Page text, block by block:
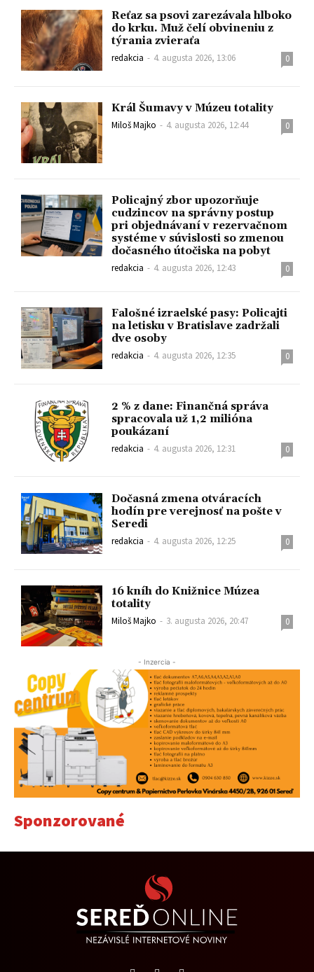
Reťaz sa psovi zarezávala hlboko
do krku. Muž čelí obvineniu z
týrania zvieraťa
redakcia - 4. augusta 2026, 13:06 0
Král Šumavy v Múzeu totality
Miloš Majko - 4. augusta 2026, 12:44 0
Policajný zbor upozorňuje
cudzincov na správny postup
pri objednávaní v rezervačnom
systéme v súvislosti so zmenou
dočasného útočiska na pobyt
redakcia - 4. augusta 2026, 12:43 0
Falošné izraelské pasy: Policajti
na letisku v Bratislave zadržali
dve osoby
redakcia - 4. augusta 2026, 12:35 0
2 % z dane: Finančná správa
spracovala už 1,2 milióna
poukázaní
redakcia - 4. augusta 2026, 12:31 0
Dočasná zmena otváracích
hodín pre verejnosť na pošte v
Seredi
redakcia - 4. augusta 2026, 12:25 0
16 kníh do Knižnice Múzea
totality
Miloš Majko - 3. augusta 2026, 20:47 0
- Inzercia -
Sponzorované